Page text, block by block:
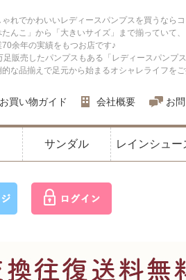
ゃれでかわいいレディースパンプスを買うならコ
たんこ」から「大きいサイズ」まで揃っていて、
70余年の実績をもつお店です♪
足販売したパンプスもある「レディースパンプス
的な品揃えで足元から始まるオシャレライフをご
お買い物ガイド 会社概要 お
サンダル レインシュー